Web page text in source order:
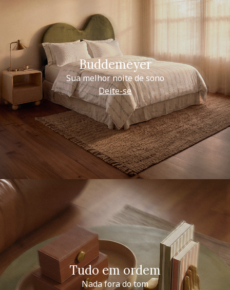
Buddemeyer
Sua melhor noite de sono
Deite-se
Tudo em ordem
Nada fora do tom